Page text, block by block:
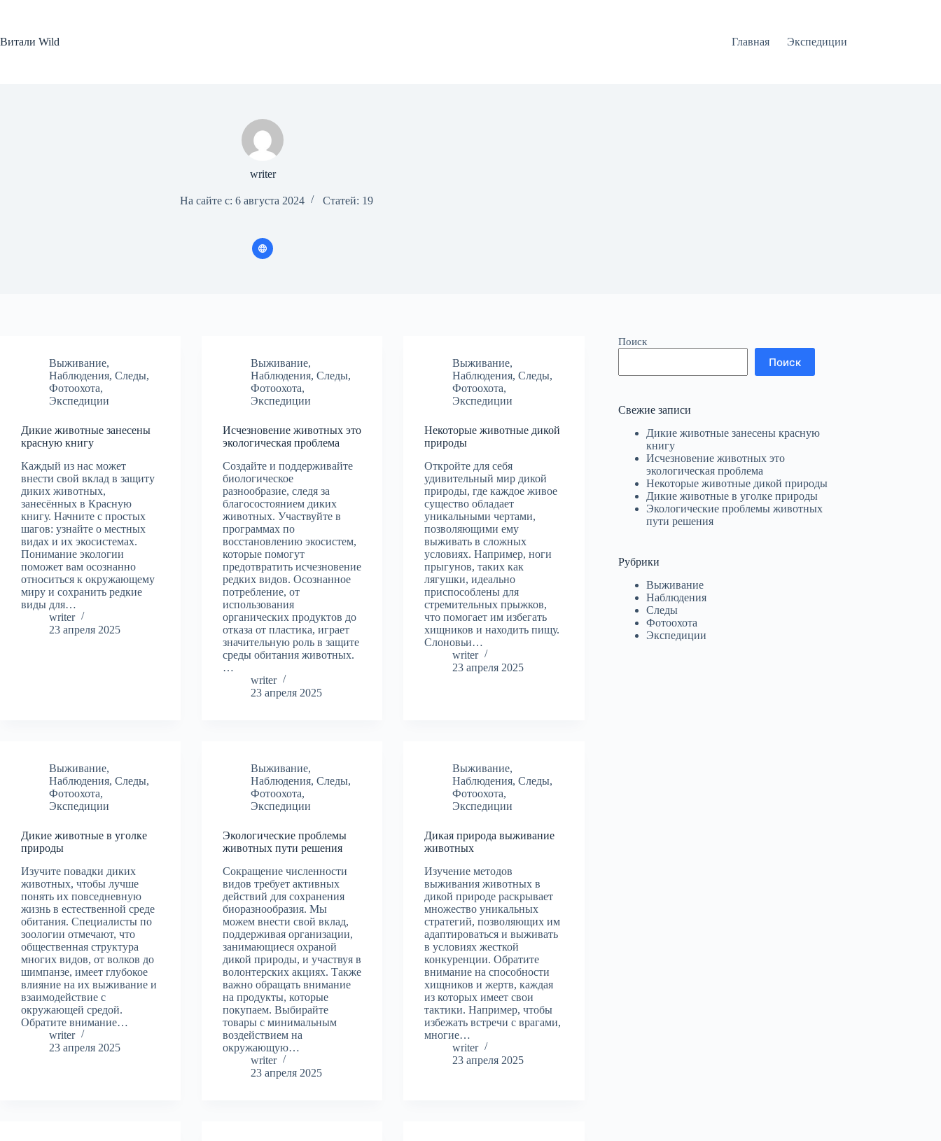
Витали Wild
Главная Экспедиции
writer
На сайте с: 6 августа 2024 Статей: 19
Выживание,
Наблюдения, Следы,
Фотоохота,
Экспедиции
Дикие животные занесены
красную книгу
Каждый из нас может
внести свой вклад в защиту
диких животных,
занесённых в Красную
книгу. Начните с простых
шагов: узнайте о местных
видах и их экосистемах.
Понимание экологии
поможет вам осознанно
относиться к окружающему
миру и сохранить редкие
виды для…
writer
23 апреля 2025
Выживание,
Наблюдения,Следы,
Фотоохота,
Экспедиции
Исчезновение животных это
экологическая проблема
Создайте и поддерживайте
биологическое
разнообразие, следя за
благосостоянием диких
животных. Участвуйте в
программах по
восстановлению экосистем,
которые помогут
предотвратить исчезновение
редких видов. Осознанное
потребление, от
использования
органических продуктов до
отказа от пластика, играет
значительную роль в защите
среды обитания животных.
…
writer
23 апреля 2025
Выживание,
Наблюдения,Следы,
Фотоохота,
Экспедиции
Некоторые животные дикой
природы
Откройте для себя
удивительный мир дикой
природы, где каждое живое
существо обладает
уникальными чертами,
позволяющими ему
выживать в сложных
условиях. Например, ноги
прыгунов, таких как
лягушки, идеально
приспособлены для
стремительных прыжков,
что помогает им избегать
хищников и находить пищу.
Слоновьи…
writer
23 апреля 2025
Выживание,
Наблюдения, Следы,
Фотоохота,
Экспедиции
Дикие животные в уголке
природы
Изучите повадки диких
животных, чтобы лучше
понять их повседневную
жизнь в естественной среде
обитания. Специалисты по
зоологии отмечают, что
общественная структура
многих видов, от волков до
шимпанзе, имеет глубокое
влияние на их выживание и
взаимодействие с
окружающей средой.
Обратите внимание…
writer
23 апреля 2025
Выживание,
Наблюдения,Следы,
Фотоохота,
Экспедиции
Экологические проблемы
животных пути решения
Сокращение численности
видов требует активных
действий для сохранения
биоразнообразия. Мы
можем внести свой вклад,
поддерживая организации,
занимающиеся охраной
дикой природы, и участвуя в
волонтерских акциях. Также
важно обращать внимание
на продукты, которые
покупаем. Выбирайте
товары с минимальным
воздействием на
окружающую…
writer
23 апреля 2025
Выживание,
Наблюдения,Следы,
Фотоохота,
Экспедиции
Дикая природа выживание
животных
Изучение методов
выживания животных в
дикой природе раскрывает
множество уникальных
стратегий, позволяющих им
адаптироваться и выживать
в условиях жесткой
конкуренции. Обратите
внимание на способности
хищников и жертв, каждая
из которых имеет свои
тактики. Например, чтобы
избежать встречи с врагами,
многие…
writer
23 апреля 2025
Поиск
Поиск
Свежие записи
Дикие животные занесены красную
книгу
Исчезновение животных это
экологическая проблема
Некоторые животные дикой природы
Дикие животные в уголке природы
Экологические проблемы животных
пути решения
Рубрики
Выживание
Наблюдения
Следы
Фотоохота
Экспедиции